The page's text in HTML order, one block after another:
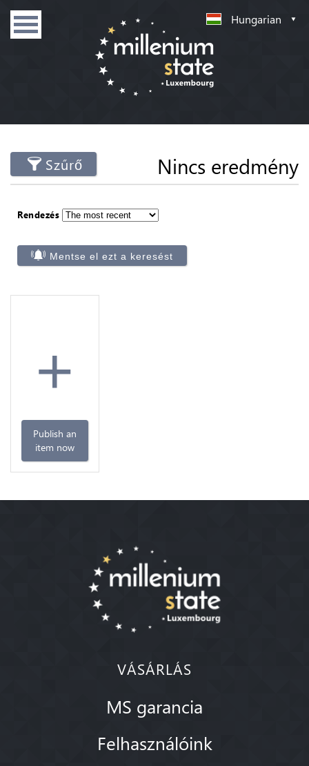
Hungarian
Szűrő Nincs eredmény
Rendezés
Mentse el ezt a keresést
+
Publish an
item now
VÁSÁRLÁS
MS garancia
Felhasználóink